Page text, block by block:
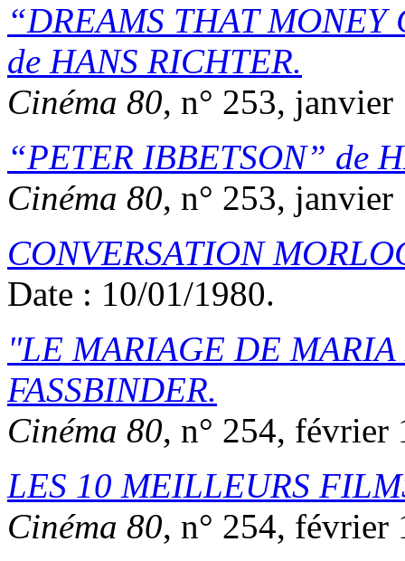
DREAMS THAT MONEY
de HANS RICHTER.
Cinéma 80, n° 253, janvier
PETER IBBETSON
de
Cinéma 80, n° 253, janvier
CONVERSATION
Date : 10/01/1980.
LE MARIAGE DE MARIA
FASSBINDER.
Cinéma 80, n° 254, février
LES 10 MEILLEURS
Cinéma 80, n° 254, février